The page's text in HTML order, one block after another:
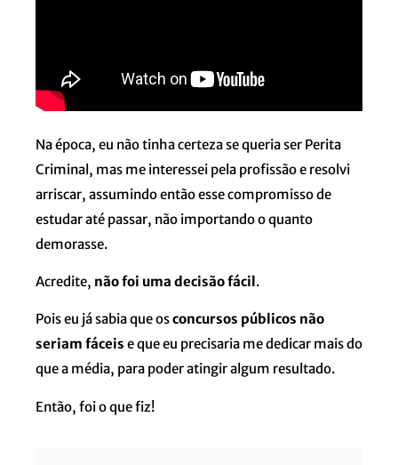
Na época, eu não tinha certeza se queria ser Perita
Criminal, mas me interessei pela profissão e resolvi
arriscar, assumindo então esse compromisso de
estudar até passar, não importando o quanto
demorasse.
Acredite, não foi uma decisão fácil.
Pois eu já sabia que osconcursos públicos não
seriam fáceis e que eu precisaria me dedicar mais do
que a média, para poder atingir algum resultado.
Então, foi o que fiz!